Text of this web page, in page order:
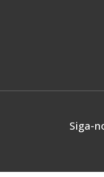
Siga-